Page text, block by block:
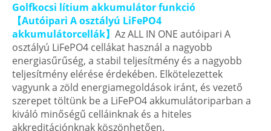
Golfkocsi lítium akkumulátor funkció
【Autóipari A osztályú LiFePO4
akkumulátorcellák】 Az ALL IN ONE autóipari A
osztályú LiFePO4 cellákat használ a nagyobb
energiasűrűség, a stabil teljesítmény és a nagyobb
teljesítmény elérése érdekében. Elkötelezettek
vagyunk a zöld energiamegoldások iránt, és vezető
szerepet töltünk be a LiFePO4 akkumulátoriparban a
kiváló minőségű celláinknak és a hiteles
akkreditációnknak köszönhetően.